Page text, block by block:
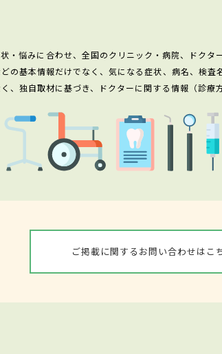
・悩みに合わせ、全国のクリニック・病院、ドクタ
の基本情報だけでなく、気になる症状、病名、検
、独自取材に基づき、ドクターに関する情報（診療
ご掲載に関するお問い合わせはこ